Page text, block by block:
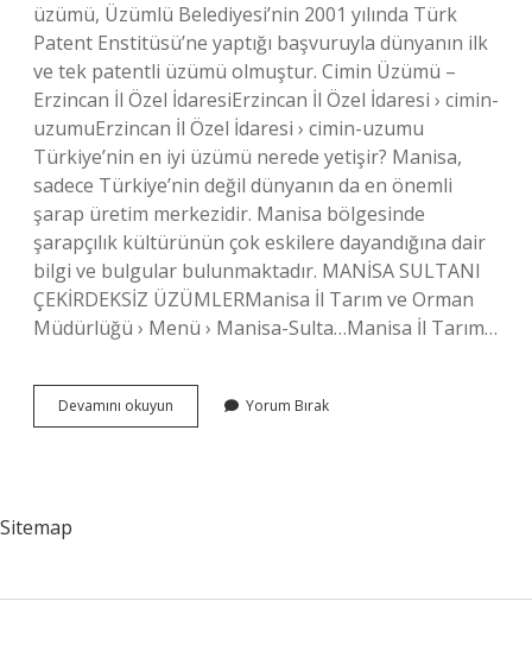
üzümü, Üzümlü Belediyesi’nin 2001 yılında Türk
Patent Enstitüsü’ne yaptığı başvuruyla dünyanın ilk
ve tek patentli üzümü olmuştur. Cimin Üzümü –
Erzincan İl Özel İdaresiErzincan İl Özel İdaresi › cimin-
uzumuErzincan İl Özel İdaresi › cimin-uzumu
Türkiye’nin en iyi üzümü nerede yetişir? Manisa,
sadece Türkiye’nin değil dünyanın da en önemli
şarap üretim merkezidir. Manisa bölgesinde
şarapçılık kültürünün çok eskilere dayandığına dair
bilgi ve bulgular bulunmaktadır. MANİSA SULTANI
ÇEKİRDEKSİZ ÜZÜMLERManisa İl Tarım ve Orman
Müdürlüğü › Menü › Manisa-Sulta…Manisa İl Tarım…
Devamını okuyun Dünyanın
En
Yorum Bırak
Sitemap